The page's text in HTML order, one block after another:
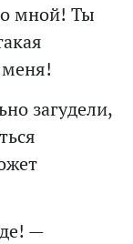
мной! Ты
загудели,
—